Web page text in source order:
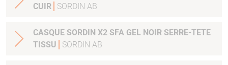
CUIR
SORDIN AB
CASQUE SORDIN X2 SFA GEL NOIR SERRE-TETE
TISSU
SORDIN AB